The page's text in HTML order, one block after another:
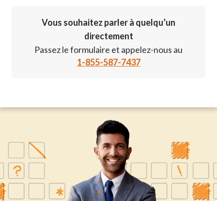
Vous souhaitez parler à quelqu’un
directement
Passez le formulaire et appelez-nous au
1-855-587-7437